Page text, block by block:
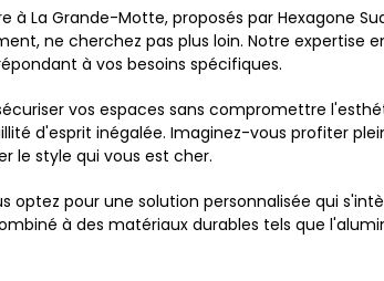
La Grande-Motte, proposés par Hexagone
ne cherchez pas plus loin. Notre expertise
à vos besoins spécifiques.
vos espaces sans compromettre
d'esprit inégalée. Imaginez-vous profiter
le style qui vous est cher.
optez pour une solution personnalisée qui
à des matériaux durables tels que